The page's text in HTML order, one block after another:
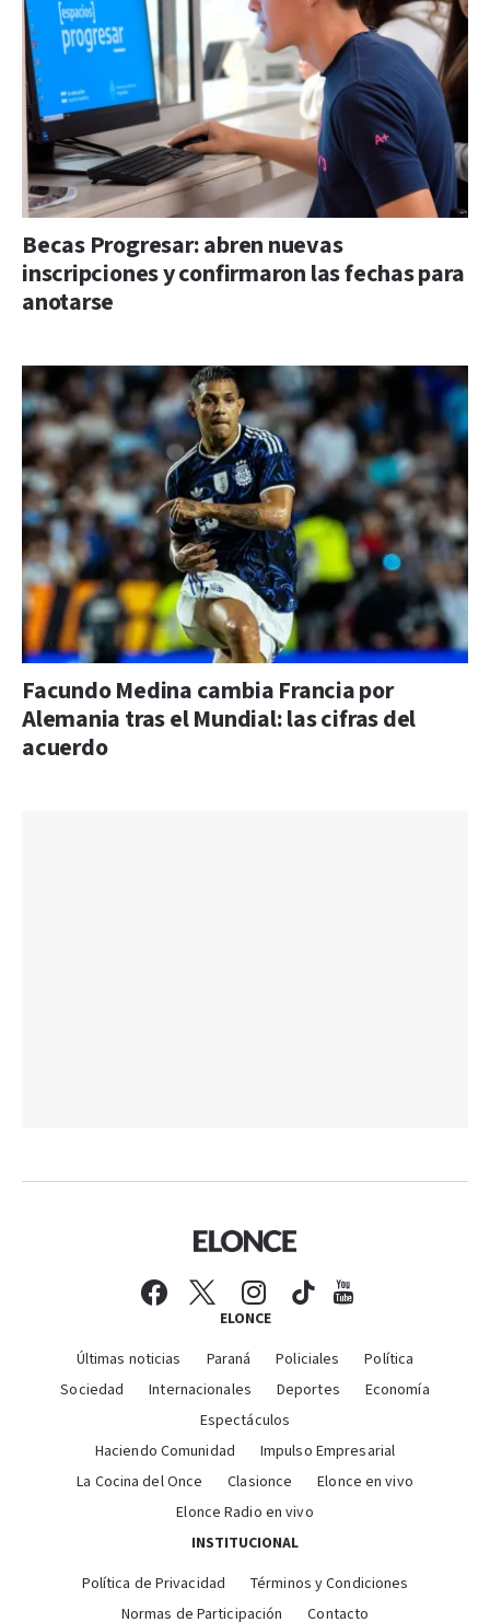
Becas Progresar: abren nuevas
inscripciones y confirmaron las fechas para
anotarse
Facundo Medina cambia Francia por
Alemania tras el Mundial: las cifras del
acuerdo
ELONCE
Últimas noticias Paraná Policiales
Política
Sociedad
Internacionales Deportes
Economía
Espectáculos
Haciendo Comunidad
Impulso Empresarial
La Cocina del Once
Clasionce
Elonce en vivo
Elonce Radio en vivo
INSTITUCIONAL
Política de Privacidad
Términos y Condiciones
Normas de Participación
Contacto